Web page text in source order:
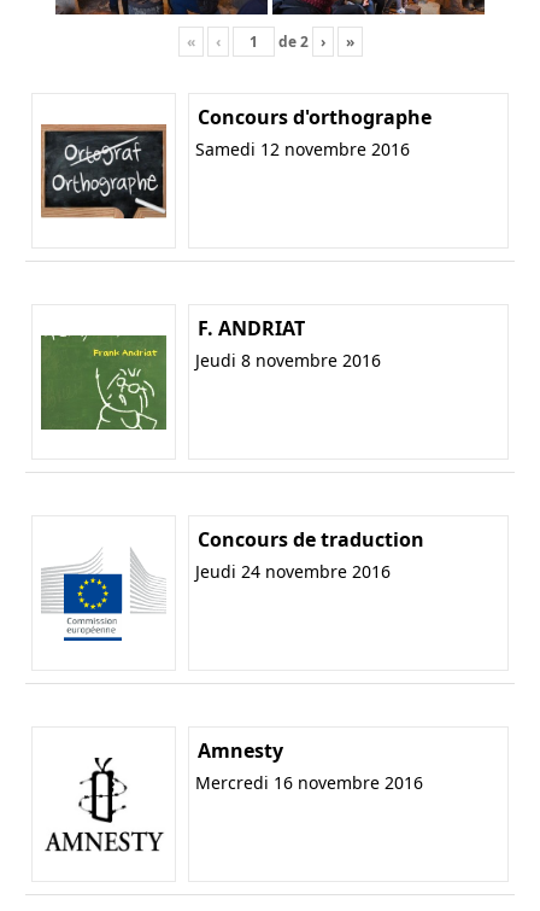
« ‹ de2 › »
Concours d'orthographe
Samedi 12 novembre 2016
F. ANDRIAT
Jeudi 8 novembre 2016
Concours de traduction
Jeudi 24 novembre 2016
Amnesty
Mercredi 16 novembre 2016